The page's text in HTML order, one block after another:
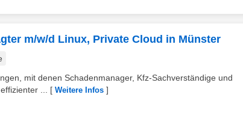
m/w/d Linux, Private Cloud in Münster
mit denen Schadenmanager, Kfz-Sachverständige und
...
[ Weitere Infos ]